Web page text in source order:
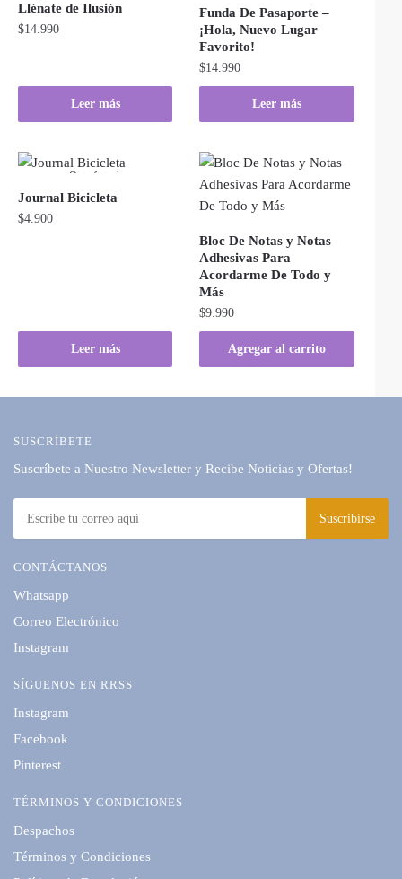
Llénate de Ilusión
$14.990
Leer más
Funda De Pasaporte –
¡Hola, Nuevo Lugar
Favorito!
$14.990
Leer más
Out of stock
Journal Bicicleta
$4.900
Leer más
Bloc De Notas y Notas
Adhesivas Para
Acordarme De Todo y
Más
$9.990
Agregar al carrito
SUSCRÍBETE
Suscríbete a Nuestro Newsletter y Recibe Noticias y Ofertas!
CONTÁCTANOS
Whatsapp
Correo Electrónico
Instagram
SÍGUENOS EN RRSS
Instagram
Facebook
Pinterest
TÉRMINOS Y CONDICIONES
Despachos
Términos y Condiciones